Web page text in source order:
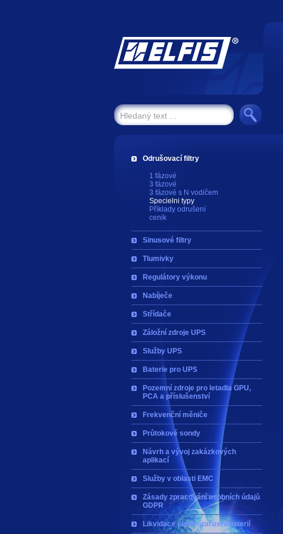
Odrušovací filtry
1 fázové
3 fázové
3 fázové s N vodičem
Specielni typy
Příklady odrušení
cenik
Sinusové filtry
Tlumivky
Regulátory výkonu
Nabíječe
Střídače
Záložní zdroje UPS
Služby UPS
Baterie pro UPS
Pozemní zdroje pro letadla GPU,
PCA a příslušenství
Frekvenční měniče
Průtokové sondy
Návrh a vývoj zakázkových
aplikací
Služby v oblasti EMC
Zásady zpracování osobních údajů
GDPR
Likvidace elektrozařízení/baterií